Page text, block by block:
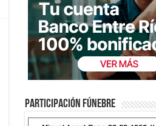
Participación fúnebre